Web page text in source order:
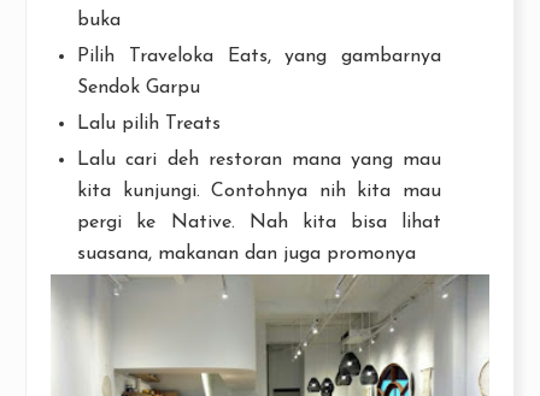
buka
Pilih Traveloka Eats, yang gambarnya
Sendok Garpu
Lalu pilih Treats
Lalu cari deh restoran mana yang mau
kita kunjungi. Contohnya nih kita mau
pergi ke Native. Nah kita bisa lihat
suasana, makanan dan juga promonya